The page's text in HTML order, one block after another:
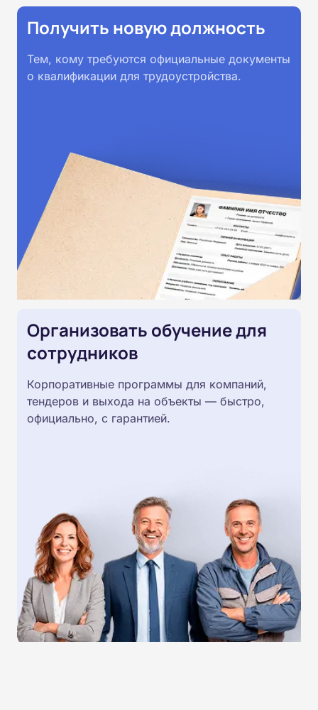
Получить новую должность
Тем, кому требуются официальные документы
о квалификации для трудоустройства.
Организовать обучение для
сотрудников
Корпоративные программы для компаний,
тендеров и выхода на объекты — быстро,
официально, с гарантией.